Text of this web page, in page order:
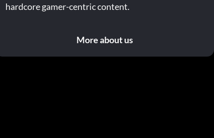
hardcore gamer-centric content.
More about us